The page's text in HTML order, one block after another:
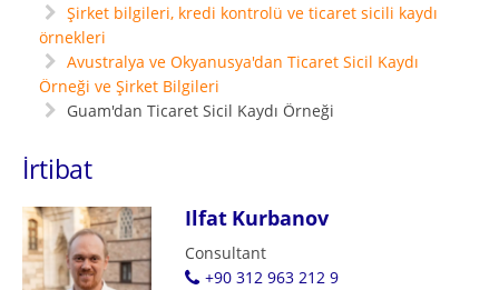
Şirket bilgileri, kredi kontrolü ve ticaret sicili kaydı
örnekleri
Avustralya ve Okyanusya'dan Ticaret Sicil Kaydı
Örneği ve Şirket Bilgileri
Guam'dan Ticaret Sicil Kaydı Örneği
İrtibat
Ilfat Kurbanov
Consultant
+90 312 963 212 9